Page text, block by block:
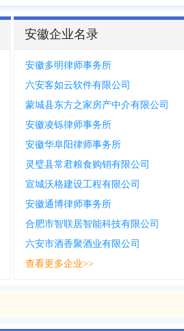
安徽企业名录
安徽多明律师事务所
六安客如云软件有限公司
蒙城县东方之家房产中介有限公司
安徽凌铄律师事务所
安徽华阜阳律师事务所
灵璧县常君粮食购销有限公司
宣城沃格建设工程有限公司
安徽通博律师事务所
合肥市智联居智能科技有限公司
六安市酒香聚酒业有限公司
查看更多企业>>